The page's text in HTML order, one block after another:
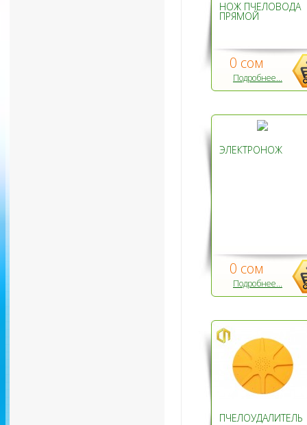
НОЖ ПЧЕЛОВОДА
ПРЯМОЙ
0 сом
Подробнее...
ЭЛЕКТРОНОЖ
0 сом
Подробнее...
ПЧЕЛОУДАЛИТЕЛЬ